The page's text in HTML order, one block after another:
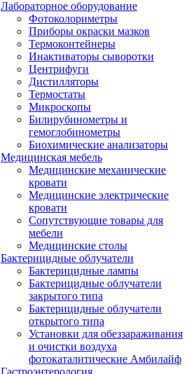
Лабораторное оборудование
Фотоколориметры
Приборы окраски мазков
Термоконтейнеры
Инактиваторы сыворотки
Центрифуги
Дистилляторы
Термостаты
Микроскопы
Билирубинометры и
гемоглобинометры
Биохимические анализаторы
Медицинская мебель
Медицинские механические
кровати
Медицинские электрические
кровати
Сопутствующие товары для
мебели
Медицинские столы
Бактерицидные облучатели
Бактерицидные лампы
Бактерицидные облучатели
закрытого типа
Бактерицидные облучатели
открытого типа
Установки для обеззараживания
и очистки воздуха
фотокаталитические Амбилайф
Гастроэнтерология